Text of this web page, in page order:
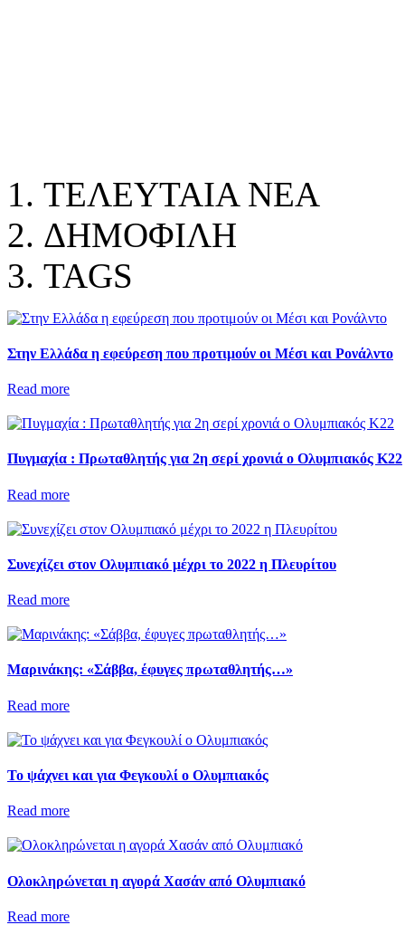
ΤΕΛΕΥΤΑΙΑ ΝΕΑ
ΔΗΜΟΦΙΛΗ
TAGS
Στην Ελλάδα η εφεύρεση που προτιμούν οι Μέσι και Ρονάλντο
Read more
Πυγμαχία : Πρωταθλητής για 2η σερί χρονιά ο Ολυμπιακός Κ22
Read more
Συνεχίζει στον Ολυμπιακό μέχρι το 2022 η Πλευρίτου
Read more
Μαρινάκης: «Σάββα, έφυγες πρωταθλητής…»
Read more
Το ψάχνει και για Φεγκουλί ο Ολυμπιακός
Read more
Ολοκληρώνεται η αγορά Χασάν από Ολυμπιακό
Read more